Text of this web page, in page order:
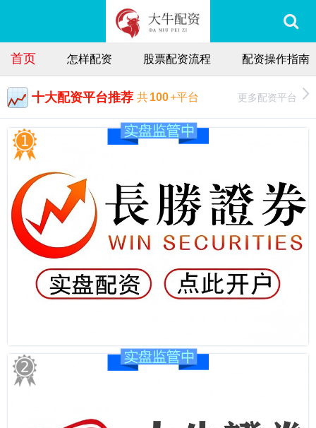
首页 怎样配资 股票配资流程 配资操作指南
十大配资平台推荐 共100+平台 更多配资平台